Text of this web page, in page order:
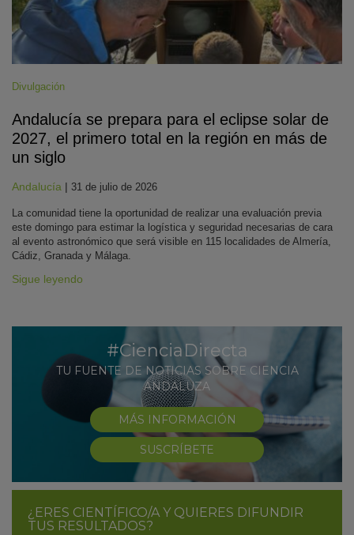
Divulgación
Andalucía se prepara para el eclipse solar de
2027, el primero total en la región en más de
un siglo
Andalucía | 31 de julio de 2026
La comunidad tiene la oportunidad de realizar una evaluación previa
este domingo para estimar la logística y seguridad necesarias de cara
al evento astronómico que será visible en 115 localidades de Almería,
Cádiz, Granada y Málaga.
Sigue leyendo
#CienciaDirecta
TU FUENTE DE NOTICIAS SOBRE CIENCIA
ANDALUZA
MÁS INFORMACIÓN
SUSCRÍBETE
¿ERES CIENTÍFICO/A Y QUIERES DIFUNDIR
TUS RESULTADOS?